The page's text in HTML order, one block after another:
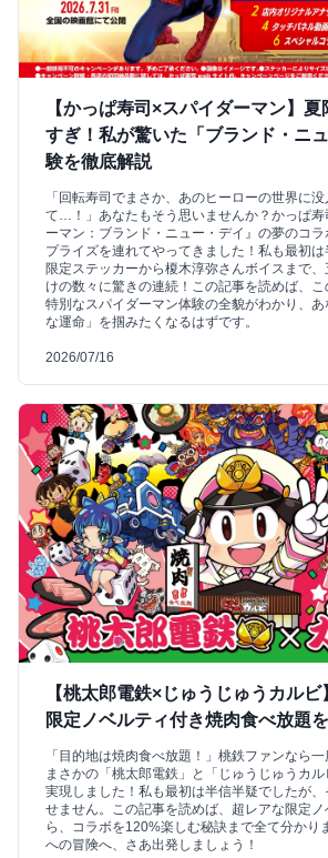
【かっぱ寿司×スパイダーマン】
すぎ！私が驚いた「ブランド・ニ
験を徹底解説
「回転寿司でまさか、あのヒーローの世界に
て…！」あなたもそう思いませんか？かっぱ寿
ーマン：ブランド・ニュー・デイ』の夢のコ
プライズを連れてやってきました！私も最初は
限定ステッカーから榎木淳弥さんボイスまで
けの数々に驚きの連続！この記事を読めば、
特別なスパイダーマン体験の全貌がわかり、
な運命」を掴みたくなるはずです。
2026/07/16
【桃太郎電鉄×じゅうじゅうカルビ
限定ノベルティ付き焼肉食べ放題
「目的地は焼肉食べ放題！」桃鉄ファンなら一
まさかの「桃太郎電鉄」と「じゅうじゅうカ
実現しました！私も最初は半信半疑でしたが
せません。この記事を読めば、超レアな限定
ら、コラボを120%楽しむ秘訣まで全て分かり
への冒険へ、さあ出発しましょう！